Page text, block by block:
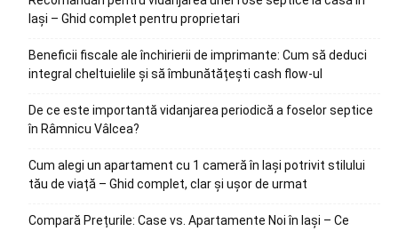
Iași – Ghid complet pentru proprietari
Beneficii fiscale ale închirierii de imprimante: Cum să deduci
integral cheltuielile și să îmbunătățești cash flow-ul
De ce este importantă vidanjarea periodică a foselor septice
în Râmnicu Vâlcea?
Cum alegi un apartament cu 1 cameră în Iași potrivit stilului
tău de viață – Ghid complet, clar și ușor de urmat
Compară Prețurile: Case vs. Apartamente Noi în Iași – Ce